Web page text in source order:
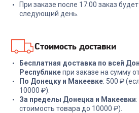
15 989₽ 4
При заказе после 17:00 заказ
следующий день.
Стоимость доставки
Бесплатная доставка по всей
Республикепри заказе на сумму
По Донецку и Макеевке: 500 ₽
10000 ₽).
За пределы Донецка и Макеевки
стоимость товара до 10000 ₽).